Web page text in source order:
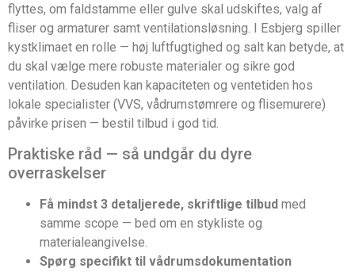
flyttes, om faldstamme eller gulve skal udskiftes, valg af
fliser og armaturer samt ventilationsløsning. I Esbjerg spiller
kystklimaet en rolle — høj luftfugtighed og salt kan betyde, at
du skal vælge mere robuste materialer og sikre god
ventilation. Desuden kan kapaciteten og ventetiden hos
lokale specialister (VVS, vådrumstømrere og flisemurere)
påvirke prisen — bestil tilbud i god tid.
Praktiske råd — så undgår du dyre
overraskelser
Få mindst 3 detaljerede, skriftlige tilbud med
samme scope — bed om en stykliste og
materialeangivelse.
Spørg specifikt til vådrumsdokumentation